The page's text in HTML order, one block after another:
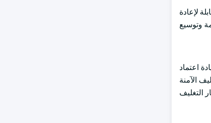
لإعادة
وتوسيع
اعتماد
الآمنة
التغليف